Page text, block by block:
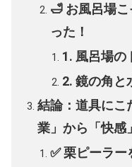
🛁 お風呂場
った！
1. 風呂場の
2. 鏡の角と
結論：道具にこ
業」から「快感
✅ 栗ピーラ